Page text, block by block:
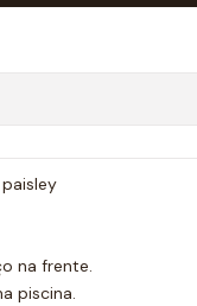
na frente.
piscina.